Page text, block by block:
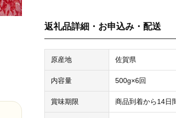
返礼品詳細・お申込み・配送
原産地 佐賀県
内容量 500g×6回
賞味期限 商品到着から14日